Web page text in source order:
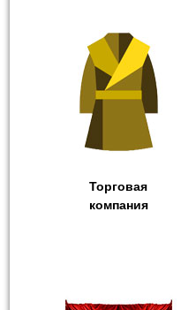
Торговая
компания